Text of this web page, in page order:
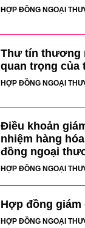
HỢP ĐỒNG NGOẠI
Thư tín thương
quan trọng
HỢP ĐỒNG NGOẠI
Điều khoản
nhiệm hàng
đồng ngoại
HỢP ĐỒNG NGOẠI
Hợp đồng giám
HỢP ĐỒNG NGOẠI